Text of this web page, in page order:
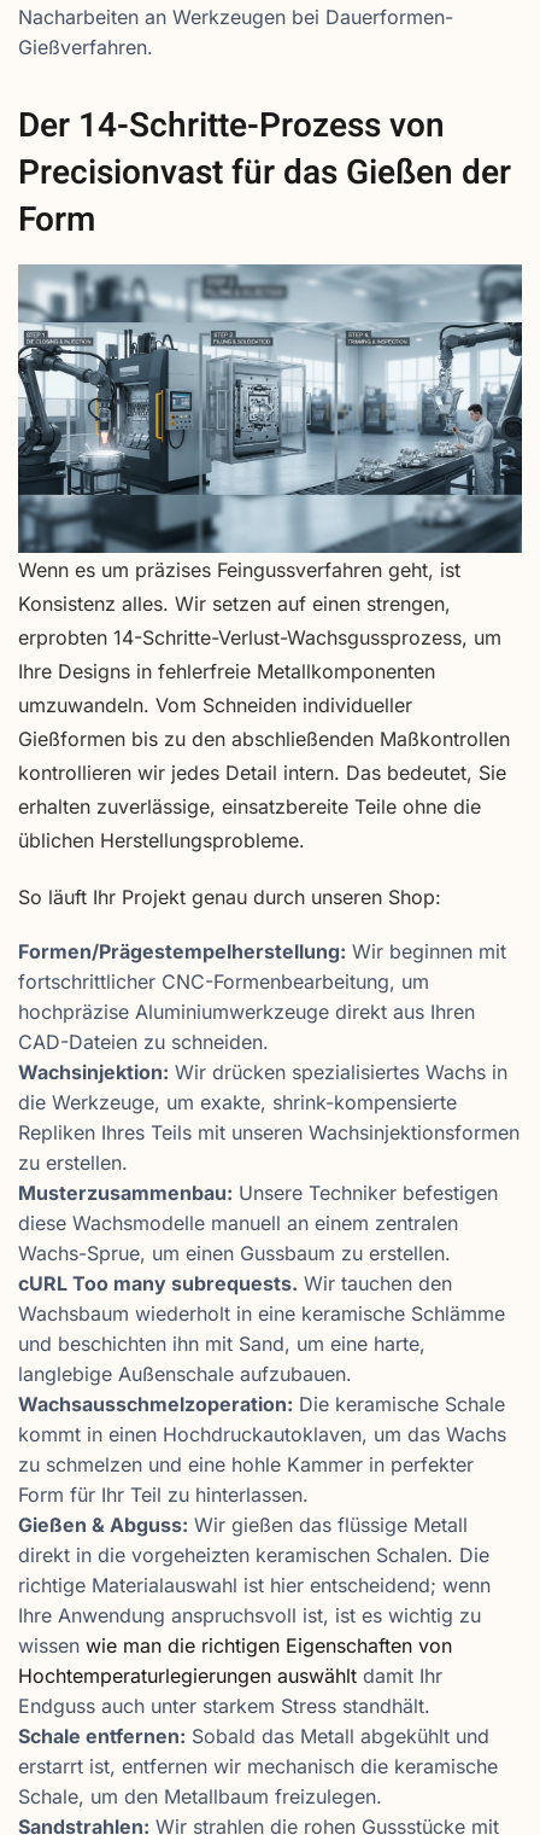
Nacharbeiten an Werkzeugen bei Dauerformen-
Gießverfahren.
Der 14-Schritte-Prozess von
Precisionvast für das Gießen der
Form
Wenn es um präzises Feingussverfahren geht, ist
Konsistenz alles. Wir setzen auf einen strengen,
erprobten 14-Schritte-Verlust-Wachsgussprozess, um
Ihre Designs in fehlerfreie Metallkomponenten
umzuwandeln. Vom Schneiden individueller
Gießformen bis zu den abschließenden Maßkontrollen
kontrollieren wir jedes Detail intern. Das bedeutet, Sie
erhalten zuverlässige, einsatzbereite Teile ohne die
üblichen Herstellungsprobleme.
So läuft Ihr Projekt genau durch unseren Shop:
Formen/Prägestempelherstellung: Wir beginnen mit
fortschrittlicher CNC-Formenbearbeitung, um
hochpräzise Aluminiumwerkzeuge direkt aus Ihren
CAD-Dateien zu schneiden.
Wachsinjektion: Wir drücken spezialisiertes Wachs in
die Werkzeuge, um exakte, shrink-kompensierte
Repliken Ihres Teils mit unseren Wachsinjektionsformen
zu erstellen.
Musterzusammenbau: Unsere Techniker befestigen
diese Wachsmodelle manuell an einem zentralen
Wachs-Sprue, um einen Gussbaum zu erstellen.
cURL Too many subrequests. Wir tauchen den
Wachsbaum wiederholt in eine keramische Schlämme
und beschichten ihn mit Sand, um eine harte,
langlebige Außenschale aufzubauen.
Wachsausschmelzoperation: Die keramische Schale
kommt in einen Hochdruckautoklaven, um das Wachs
zu schmelzen und eine hohle Kammer in perfekter
Form für Ihr Teil zu hinterlassen.
Gießen & Abguss: Wir gießen das flüssige Metall
direkt in die vorgeheizten keramischen Schalen. Die
richtige Materialauswahl ist hier entscheidend; wenn
Ihre Anwendung anspruchsvoll ist, ist es wichtig zu
wissen wie man die richtigen Eigenschaften von
Hochtemperaturlegierungen auswählt damit Ihr
Endguss auch unter starkem Stress standhält.
Schale entfernen: Sobald das Metall abgekühlt und
erstarrt ist, entfernen wir mechanisch die keramische
Schale, um den Metallbaum freizulegen.
Sandstrahlen: Wir strahlen die rohen Gussstücke mit